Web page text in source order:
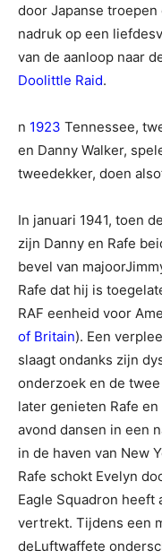
door Japanse
nadruk op een
van de aanloop naar
Doolittle Raid.
n 1923 Tennessee,
en Danny Walker,
tweedekker, doen
In januari 1941, toen
zijn Danny en Rafe
bevel van
Rafe dat hij is
RAF eenheid voor
of Britain). Een
slaagt ondanks zijn
onderzoek en de
later genieten Rafe
avond dansen in een
in de haven van New
Rafe schokt Evelyn
Eagle Squadron heeft
vertrekt. Tijdens een
deLuftwaffete